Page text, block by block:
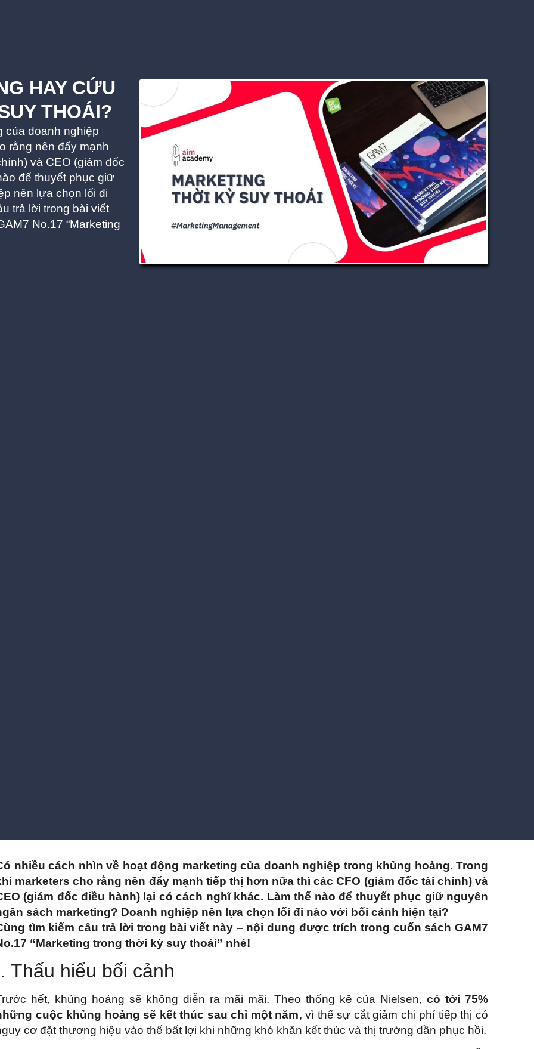
HAY CỨU
THOÁI?
của doanh nghiệp
rằng nên đẩy mạnh
và CEO (giám đốc
để thuyết phục giữ
nên lựa chọn lối đi
trả lời trong bài viết
No.17 “Marketing
nhiều cách nhìn về hoạt động marketing của doanh nghiệp trong khủng hoảng. Trong
marketers cho rằng nên đẩy mạnh tiếp thị hơn nữa thì các CFO (giám đốc tài chính) và
(giám đốc điều hành) lại có cách nghĩ khác. Làm thế nào để thuyết phục giữ nguyên
sách marketing? Doanh nghiệp nên lựa chọn lối đi nào với bối cảnh hiện tại?
tìm kiếm câu trả lời trong bài viết này – nội dung được trích trong cuốn sách GAM7
“Marketing trong thời kỳ suy thoái” nhé!
Thấu hiểu bối cảnh
hết, khủng hoảng sẽ không diễn ra mãi mãi. Theo thống kê của Nielsen,có tới 75%
cuộc khủng hoảng sẽ kết thúc sau chỉ một năm, vì thế sự cắt giảm chi phí tiếp thị có
cơ đặt thương hiệu vào thế bất lợi khi những khó khăn kết thúc và thị trường dần phục hồi.